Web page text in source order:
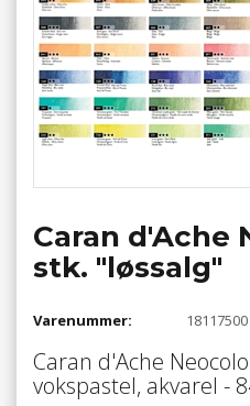
Caran d'Ache
stk. "løssalg"
Varenummer: 18117500
Caran d'Ache
vokspastel, akvarel -